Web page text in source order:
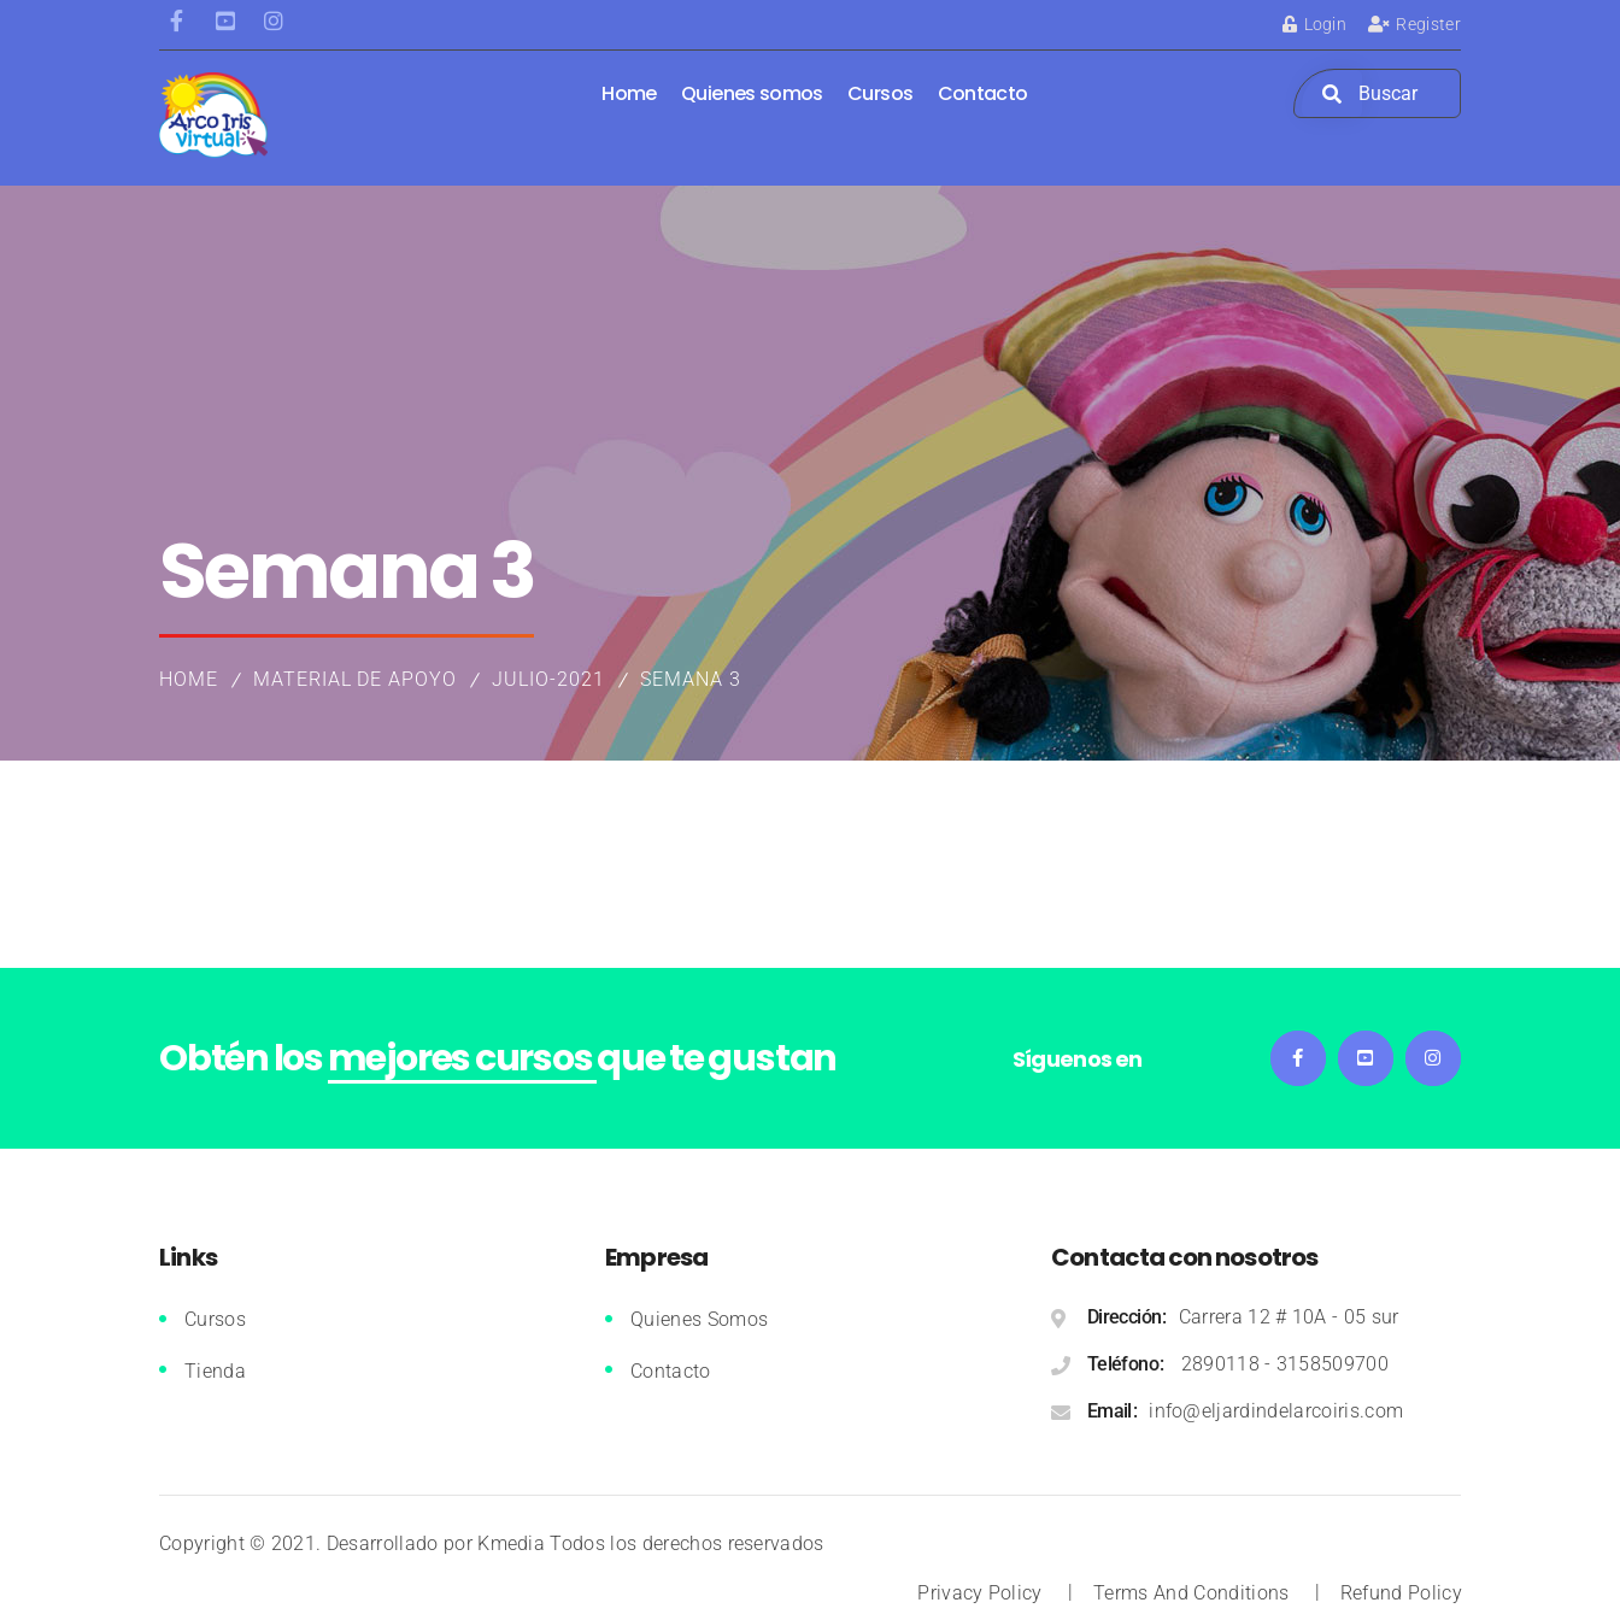
Login Register
Home Quienes somos Cursos Contacto
Semana 3
HOME MATERIAL DE APOYO JULIO-2021 SEMANA 3
Obtén losmejores cursosque te gustan Síguenos en
Links
Cursos
Tienda
Empresa
Quienes Somos
Contacto
Contacta con nosotros
Dirección Carrera 12 # 10A - 05 sur
Teléfono 2890118 - 3158509700
Email info@eljardindelarcoiris.com
Copyright © 2021. Desarrollado por Kmedia Todos los derechos reservados
Privacy Policy Terms And Conditions Refund Policy